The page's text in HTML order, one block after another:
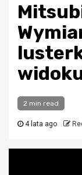
2 min read
4 lata ago